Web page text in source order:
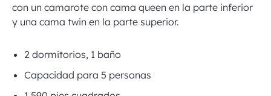
con un camarote con cama queen en la parte inferior
y una cama twin en la parte superior.
2 dormitorios, 1 baño
Capacidad para 5 personas